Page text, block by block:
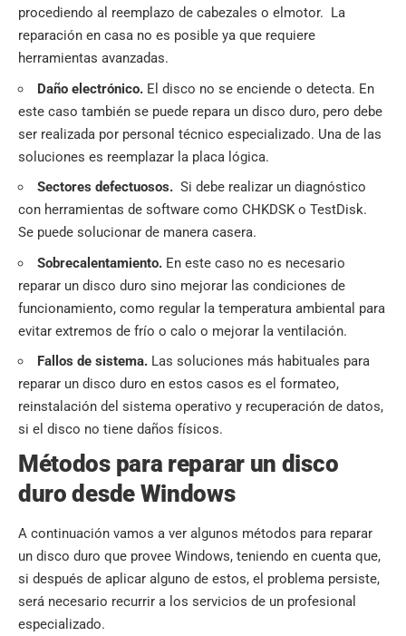
procediendo al reemplazo de cabezales o elmotor. La
reparación en casa no es posible ya que requiere
herramientas avanzadas.
Daño electrónico. El disco no se enciende o detecta. En
este caso también se puede repara un disco duro, pero debe
ser realizada por personal técnico especializado. Una de las
soluciones es reemplazar la placa lógica.
Sectores defectuosos. Si debe realizar un diagnóstico
con herramientas de software como CHKDSK o TestDisk.
Se puede solucionar de manera casera.
Sobrecalentamiento. En este caso no es necesario
reparar un disco duro sino mejorar las condiciones de
funcionamiento, como regular la temperatura ambiental para
evitar extremos de frío o calo o mejorar la ventilación.
Fallos de sistema. Las soluciones más habituales para
reparar un disco duro en estos casos es el formateo,
reinstalación del sistema operativo y recuperación de datos,
si el disco no tiene daños físicos.
Métodos para reparar un disco
duro desde Windows
A continuación vamos a ver algunos métodos para reparar
un disco duro que provee Windows, teniendo en cuenta que,
si después de aplicar alguno de estos, el problema persiste,
será necesario recurrir a los servicios de un profesional
especializado.